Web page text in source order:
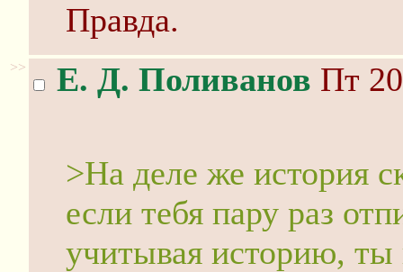
Правда.
>> Е. Д. Поливанов Пт
>На деле же история
если тебя пару раз
учитывая историю, ты